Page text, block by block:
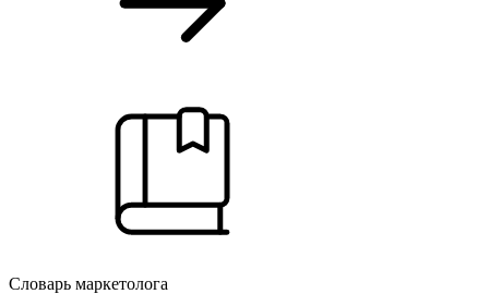
Словарь маркетолога